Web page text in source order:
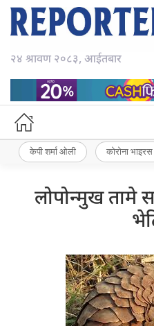
२४ श्रावण २०८३, आईतबार
केपी शर्मा ओली कोरोना भाइरस
लोपोन्मुख तामे